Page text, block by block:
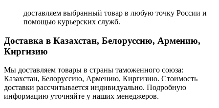
доставляем выбранный товар в любую точку России и
помощью курьерских служб.
Доставка в Казахстан, Белоруссию, Армению,
Киргизию
Мы доставляем товары в страны таможенного союза:
Казахстан, Белоруссию, Армению, Киргизию. Стоимость
доставки рассчитывается индивидуально. Подробную
информацию уточняйте у наших менеджеров.